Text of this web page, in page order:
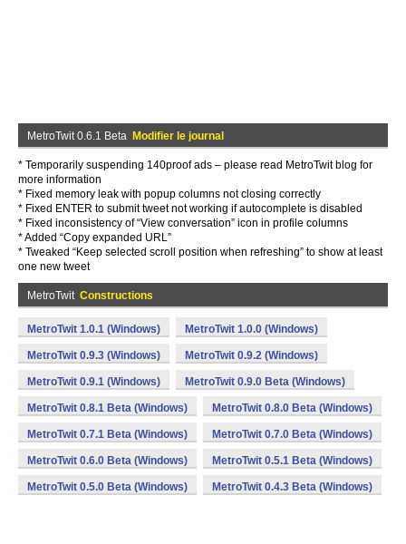
MetroTwit 0.6.1 Beta Modifier le journal
* Temporarily suspending 140proof ads – please read MetroTwit blog for
more information
* Fixed memory leak with popup columns not closing correctly
* Fixed ENTER to submit tweet not working if autocomplete is disabled
* Fixed inconsistency of “View conversation” icon in profile columns
* Added “Copy expanded URL”
* Tweaked “Keep selected scroll position when refreshing” to show at least
one new tweet
MetroTwit Constructions
MetroTwit 1.0.1 (Windows) MetroTwit 1.0.0 (Windows)
MetroTwit 0.9.3 (Windows) MetroTwit 0.9.2 (Windows)
MetroTwit 0.9.1 (Windows) MetroTwit 0.9.0 Beta (Windows)
MetroTwit 0.8.1 Beta (Windows) MetroTwit 0.8.0 Beta (Windows)
MetroTwit 0.7.1 Beta (Windows) MetroTwit 0.7.0 Beta (Windows)
MetroTwit 0.6.0 Beta (Windows) MetroTwit 0.5.1 Beta (Windows)
MetroTwit 0.5.0 Beta (Windows) MetroTwit 0.4.3 Beta (Windows)